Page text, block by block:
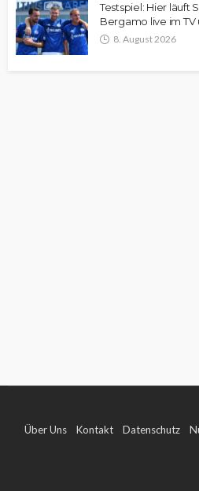
Testspiel: Hier läuft
Bergamo live im
8. August 2026
Über Uns Kontakt Datenschutz